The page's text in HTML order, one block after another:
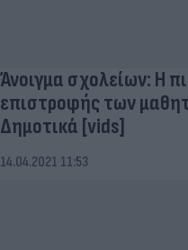
Άνοιγμα σχολείων: Η
επιστροφής των
Δημοτικά [vids]
14.04.2021 11:53